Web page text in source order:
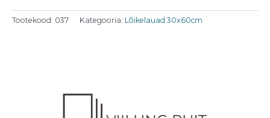
Tootekood: 037 Kategooria: Lõikelauad 30x60cm